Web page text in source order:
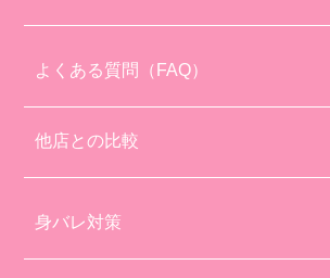
よくある質問（FAQ）
他店との比較
身バレ対策